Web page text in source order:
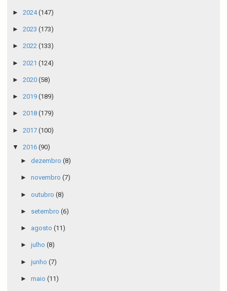
► 2024(147)
► 2023 (173)
► 2022 (133)
► 2021 (124)
► 2020 (58)
► 2019 (189)
► 2018 (179)
► 2017 (100)
▼ 2016 (90)
► dezembro (8)
► novembro (7)
► outubro (8)
► setembro (6)
► agosto (11)
► julho (8)
► junho (7)
► maio (11)